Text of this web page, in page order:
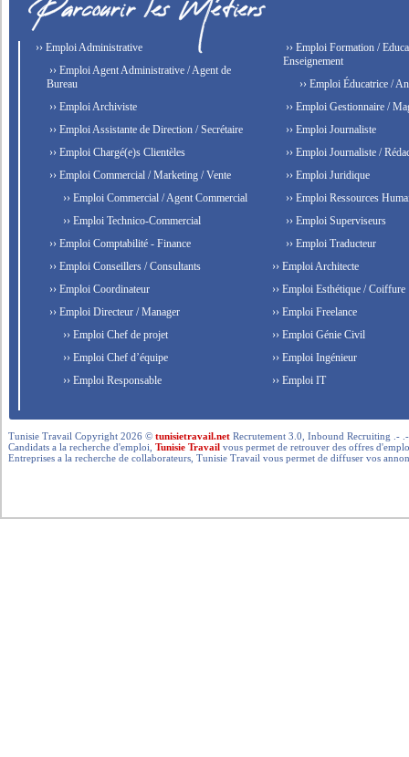
›› Emploi Administrative
›› Emploi Agent Administrative / Agent de
Bureau
›› Emploi Archiviste
›› Emploi Assistante de Direction / Secrétaire
›› Emploi Chargé(e)s Clientèles
›› Emploi Commercial / Marketing / Vente
›› Emploi Commercial / Agent Commercial
›› Emploi Technico-Commercial
›› Emploi Comptabilité - Finance
›› Emploi Conseillers / Consultants
›› Emploi Coordinateur
›› Emploi Directeur / Manager
›› Emploi Chef de projet
›› Emploi Chef d’équipe
›› Emploi Responsable
›› Emploi Formation /
Enseignement
›› Emploi Éducatrice /
›› Emploi Gestionnaire /
›› Emploi Journaliste
›› Emploi Journaliste /
›› Emploi Juridique
›› Emploi Ressources
›› Emploi Superviseurs
›› Emploi Traducteur
›› Emploi Architecte
›› Emploi Esthétique / Coiffure
›› Emploi Freelance
›› Emploi Génie Civil
›› Emploi Ingénieur
›› Emploi IT
Tunisie Travail Copyright 2026 ©tunisietravail.net Recrutement 3.0, Inbound Recruiting .-
Candidats a la recherche d'emploi,Tunisie Travail vous permet de retrouver des offres
Entreprises a la recherche de collaborateurs, Tunisie Travail vous permet de diffuser vos